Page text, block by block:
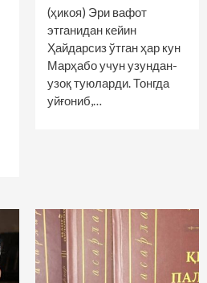
(ҳикоя) Эри вафот
этганидан кейин
Ҳайдарсиз ўтган ҳар кун
Марҳабо учун узундан-
узоқ туюларди. Тонгда
уйғониб,…